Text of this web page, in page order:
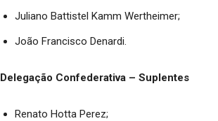
Juliano Battistel Kamm Wertheimer;
João Francisco Denardi.
Delegação Confederativa – Suplentes
Renato Hotta Perez;